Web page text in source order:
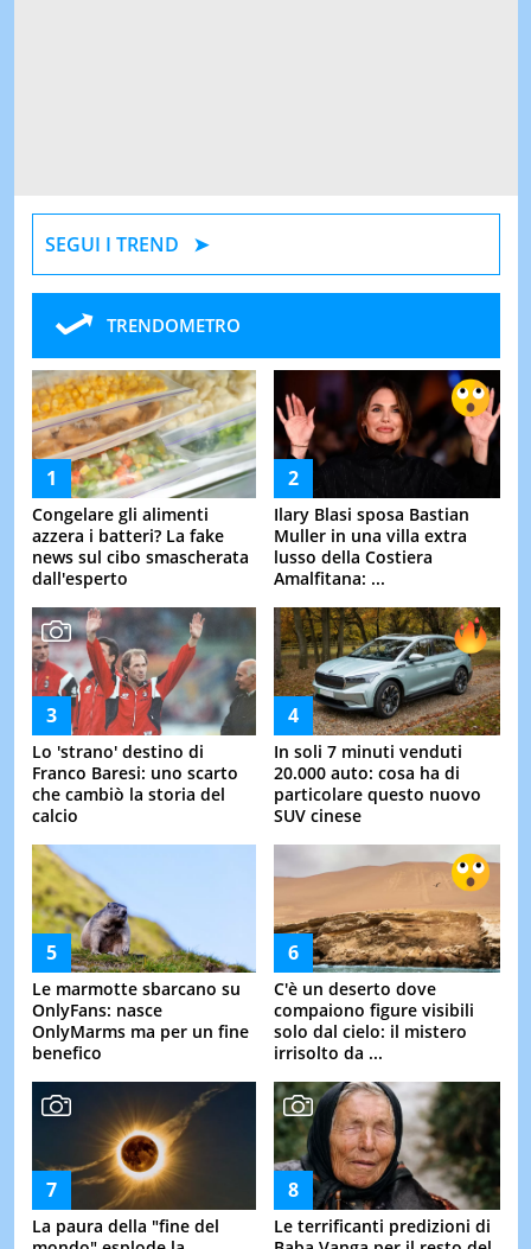
SEGUI I TREND
TRENDOMETRO
Congelare gli alimenti
azzera i batteri? La fake
news sul cibo smascherata
dall'esperto
Ilary Blasi sposa Bastian
Muller in una villa extra
lusso della Costiera
Amalfitana: ...
Lo 'strano' destino di
Franco Baresi: uno scarto
che cambiò la storia del
calcio
In soli 7 minuti venduti
20.000 auto: cosa ha di
particolare questo nuovo
SUV cinese
Le marmotte sbarcano su
OnlyFans: nasce
OnlyMarms ma per un fine
benefico
C'è un deserto dove
compaiono figure visibili
solo dal cielo: il mistero
irrisolto da ...
La paura della "fine del
Le terrificanti predizioni di